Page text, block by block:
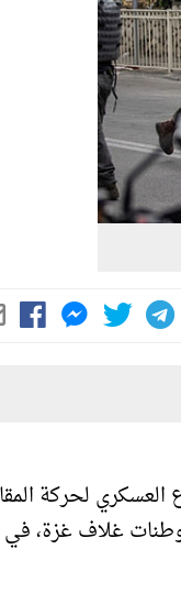
العسكري لحركة
غلاف غزة، في